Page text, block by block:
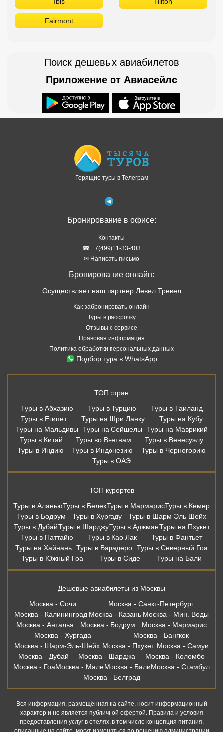
Fairmont
Поиск дешевых авиабилетов
Приложение от Авиасейлс
Горящие туры в Телеграм
Бронирование в офисе:
Контакты
☎ +7(499)11-33-403
✉ Написать письмо
Бронирование онлайн:
Осуществляет наш партнер Левел Тревел
Как забронировать онлайн
Туры в рассрочку
Отзывы о сервисе
Правовая информация
Политика обработки персональных данных
Подбор тура в WhatsApp
ТОП стран
Туры в Абхазию
Туры в Турцию
Туры в Таиланд
Туры в Египет
Туры на Шри Ланку
Туры на Кубу
Туры на Мальдивы
Туры на Сейшелы
Туры на Маврикий
Туры в Китай
Туры во Вьетнам
Туры в Венесуэлу
Туры в Индию
Туры в Индонезию
Туры в Черногорию
Туры в ОАЭ
ТОП курортов
Туры в АланьюТуры в БелекТуры в МармарисТуры в Кемер
Туры в Бодрум
Туры в Хургаду
Туры в Шарм Эль Шейх
Туры в ДубайТуры в ШарджуТуры в АджманТуры на Пхукет
Туры в Паттайю
Туры в Као Лак
Туры в Фантьет
Туры на Хайнань Туры в Варадеро Туры в Северный Гоа
Туры в Южный Гоа
Туры в Сиде Туры на Бали
Дешевые авиабилеты из Москвы
Москва - Сочи
Москва - Санкт-Петербург
Москва - Калининград Москва - Казань Москва - Мин. Воды
Москва - Анталья
Москва - Бодрум
Москва - Мармарис
Москва - Хургада
Москва - Бангкок
Москва - Шарм-Эль-Шейх Москва - Пхукет Москва - Самуи
Москва - Дубай
Москва - Шарджа
Москва - Коломбо
Москва - ГоаМосква - МалеМосква - БалиМосква - Стамбул
Москва - Белград
Вся информация, размещённая на сайте, носит информационный
характер и не является публичной офертой. Правила и условия
предоставления услуг в отелях, в том числе концепция питания,
описанные на сайте, могут изменяться по решению администрации